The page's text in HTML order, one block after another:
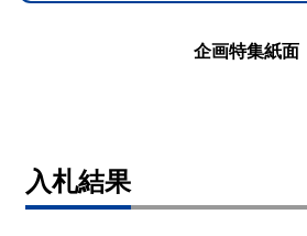
企画特集紙面
⼊札結果